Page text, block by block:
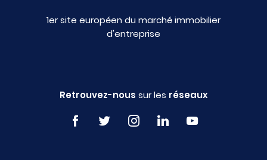
1er site européen du marché immobilier
d'entreprise
Retrouvez-nous sur les réseaux